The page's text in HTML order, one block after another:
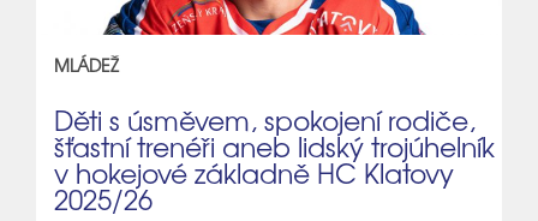
MLÁDEŽ
Děti s úsměvem, spokojení rodiče,
šťastní trenéři aneb lidský trojúhelník
v hokejové základně HC Klatovy
2025/26